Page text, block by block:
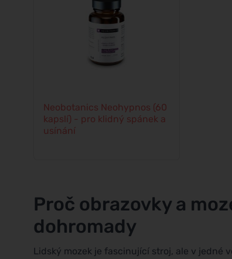
Neobotanics Neohypnos (60
kapslí) - pro klidný spánek a
usínání
Proč obrazovky a
dohromady
Lidský mozek je fascinující stroj, ale v jedné